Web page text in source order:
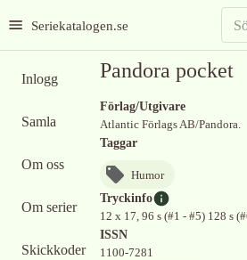
Seriekatalogen.se
Inlogg
Samla
Om oss
Om serier
Skickkoder
Pandora pocket
Förlag/Utgivare
Atlantic Förlags AB/Pandora.
Taggar
Humor
Tryckinfo
12 x 17, 96 s (#1 - #5) 128 s
ISSN
1100-7281